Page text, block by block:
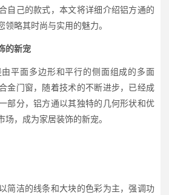
自己的款式，本文将详细介绍铝方通的
略其时尚与实用的魅力。
的新宠
平面多边形和平行的侧面组成的多面
金门窗，随着技术的不断进步，已经成
部分，铝方通以其独特的几何形状和优
场，成为家居装饰的新宠。
简洁的线条和大块的色彩为主，强调功